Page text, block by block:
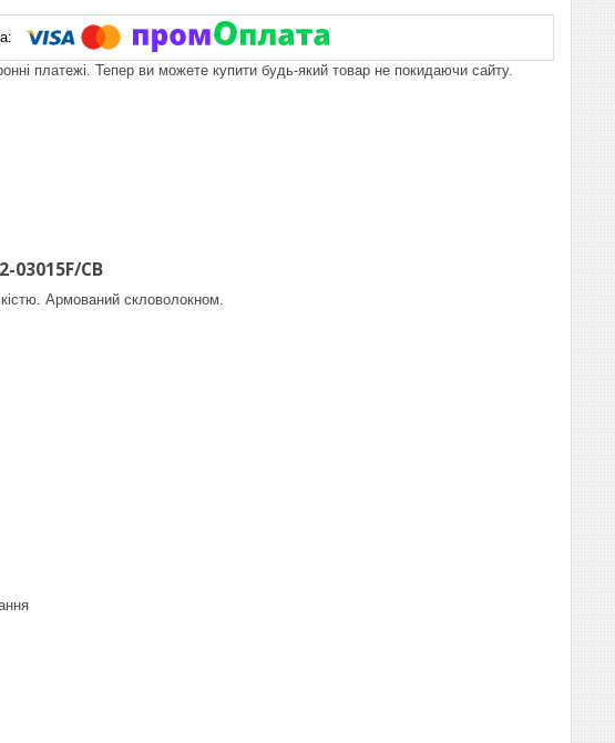
платежі. Тепер ви можете купити будь-який товар не покидаючи сайту.
CB
Армований скловолокном.